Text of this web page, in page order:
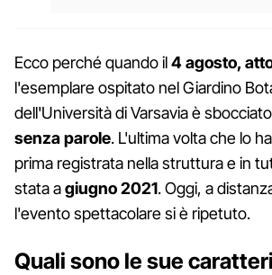
Ecco perché quando il4 agosto,
l'esemplare ospitato nel Giardino
dell'Università di Varsavia è
senza parole. L'ultima volta che lo
prima registrata nella struttura e in
stata agiugno 2021. Oggi, a
l'evento spettacolare si è ripetuto.
Quali sono le sue